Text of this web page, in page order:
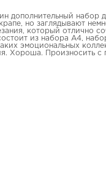
дополнительный набор
но заглядывают
который отлично
из набора А4,
эмоциональных
Хороша. Произносить с